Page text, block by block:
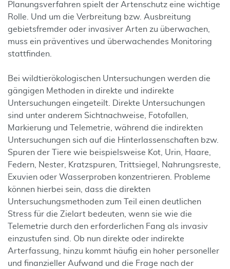
Planungsverfahren spielt der Artenschutz eine wichtige
Rolle. Und um die Verbreitung bzw. Ausbreitung
gebietsfremder oder invasiver Arten zu überwachen,
muss ein präventives und überwachendes Monitoring
stattfinden.
Bei wildtierökologischen Untersuchungen werden die
gängigen Methoden in direkte und indirekte
Untersuchungen eingeteilt. Direkte Untersuchungen
sind unter anderem Sichtnachweise, Fotofallen,
Markierung und Telemetrie, während die indirekten
Untersuchungen sich auf die Hinterlassenschaften bzw.
Spuren der Tiere wie beispielsweise Kot, Urin, Haare,
Federn, Nester, Kratzspuren, Trittsiegel, Nahrungsreste,
Exuvien oder Wasserproben konzentrieren. Probleme
können hierbei sein, dass die direkten
Untersuchungsmethoden zum Teil einen deutlichen
Stress für die Zielart bedeuten, wenn sie wie die
Telemetrie durch den erforderlichen Fang als invasiv
einzustufen sind. Ob nun direkte oder indirekte
Arterfassung, hinzu kommt häufig ein hoher personeller
und finanzieller Aufwand und die Frage nach der